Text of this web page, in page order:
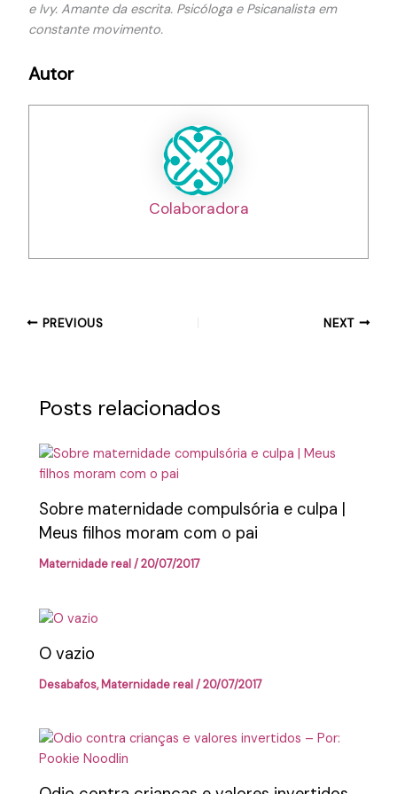
e Ivy. Amante da escrita. Psicóloga e Psicanalista em
constante movimento.
Autor
Colaboradora
PREVIOUS NEXT
Posts relacionados
Sobre maternidade compulsória e culpa |
Meus filhos moram com o pai
Maternidade real/20/07/2017
O vazio
Desabafos,Maternidade real/20/07/2017